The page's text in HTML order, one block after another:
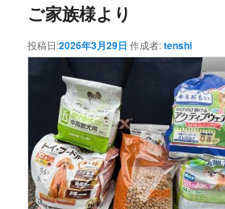
ご家族様より
投稿日:2026年3月29日 作成者:tenshi